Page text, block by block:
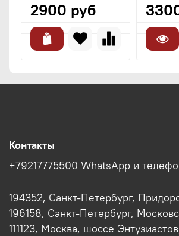
2900 руб
Контакты
+79217775500 WhatsApp и
194352, Санкт-Петербург,
196158, Санкт-Петербург,
111123, Москва, шоссе